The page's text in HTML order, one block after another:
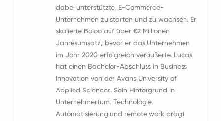
dabei unterstützte, E-Commerce-
Unternehmen zu starten und zu wachsen. Er
skalierte Boloo auf über €2 Millionen
Jahresumsatz, bevor er das Unternehmen
im Jahr 2020 erfolgreich veräußerte. Lucas
hat einen Bachelor-Abschluss in Business
Innovation von der Avans University of
Applied Sciences. Sein Hintergrund in
Unternehmertum, Technologie,
Automatisierung und remote work prägt